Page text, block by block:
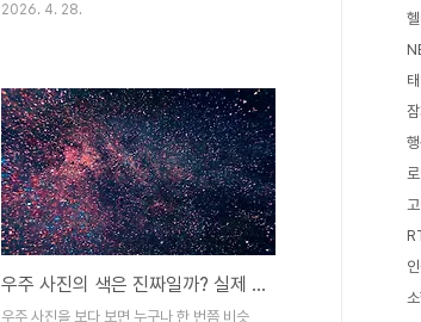
습니다. 건물 뒤로 천천히 올라오는 커다란
달을 보면 사진 보정처럼 느껴질 정도로 압도
적이고, 평소보다 훨씬 가까워진 것처럼 보이
기 때문입니다. 그래서 한동안은 공기층 때문
인지, 달과 지구 거리가 순간적으로 달라지는
건지, 혹은 계절 때문인지 여러 가지를 막연
히 섞어서 생각했던 기억이 있습니다.그런데
이 주제를 차분히 들여다보면, 실제로는 달의
2026. 4. 28.
우주 사진의 색은 진짜일까? 실제 하늘과 다르게 보일 때 더 흥미로운 이유
우주 사진을 보다 보면 누구나 한 번쯤 비슷